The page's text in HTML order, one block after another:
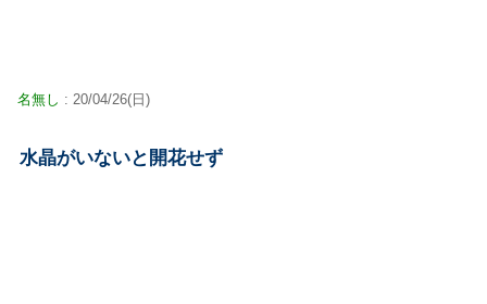
名無し : 20/04/26(日)
水晶がいないと開花せず